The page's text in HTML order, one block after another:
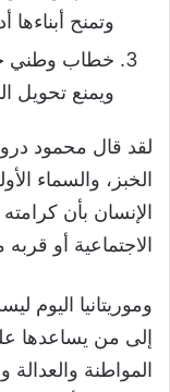
وتمنح
خطاب وطني
ويمنع تحويل
لقد قال محمود
الخبز، والسماء
الإنسان بأن
الاجتماعية أو
وموريتانيا
إلى من يساعدها
المواطنة